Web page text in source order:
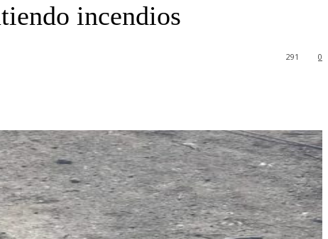
incendios
0
291